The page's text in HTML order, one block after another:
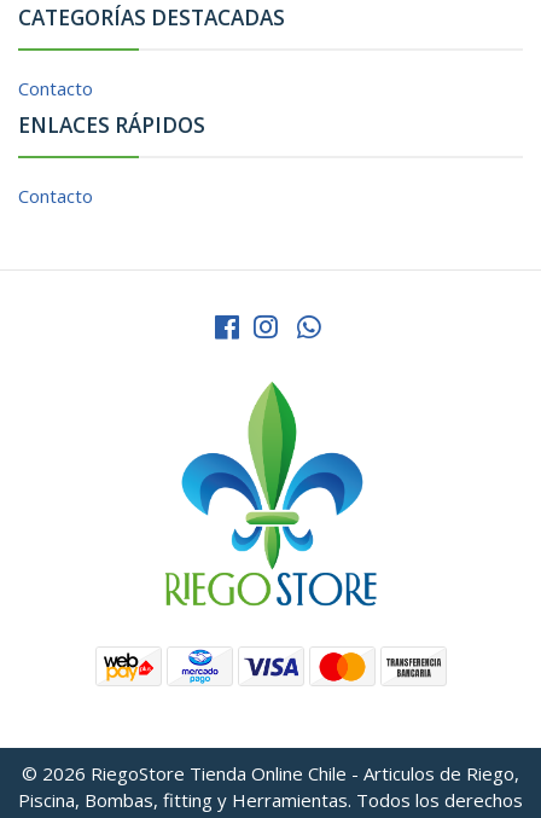
CATEGORÍAS DESTACADAS
Contacto
ENLACES RÁPIDOS
Contacto
© 2026 RiegoStore Tienda Online Chile - Articulos de Riego,
Piscina, Bombas, fitting y Herramientas. Todos los derechos